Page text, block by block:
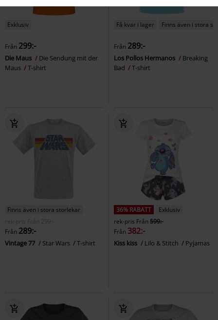
Exklusiv
Från 299:-
Die Maus
Die Sendung mit der
Maus
T-shirt
Få kvar i lager Finns även i stora
Från 289:-
Los Pollos Hermanos
Breaking
Bad
T-shirt
Finns även i stora storlekar
rek-pris
Från 299:-
Från 289:-
Vintage 77 Star Wars T-shirt
36% RABATT
Exklusiv
rek-pris Från599:-
Från 382:-
Kiss kiss Lilo & Stitch Pyjamas